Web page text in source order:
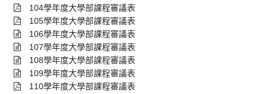
104學年度大學部課程審議表
105學年度大學部課程審議表
106學年度大學部課程審議表
107學年度大學部課程審議表
108學年度大學部課程審議表
109學年度大學部課程審議表
110學年度大學部課程審議表